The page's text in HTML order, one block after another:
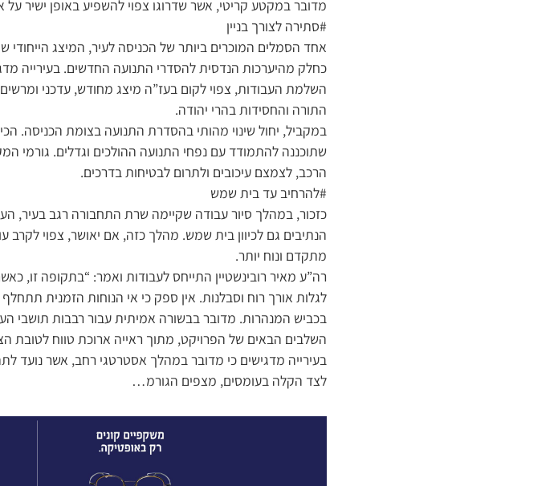
מדובר במקטע קריטי, אשר שדרוגו צפוי להשפיע באופן ישיר
#סתירה לצורך בניין
אחד הסמלים המוכרים ביותר של הכניסה לעיר, המיצג
כחלק מהיערכות הנדסית להסדרי התנועה החדשים. בעירייה
השלמת העבודות, צפוי לקום בעז”ה מיצג מחודש, עדכני
התורה והחסידות בהרי יהודה.
במקביל, יחול שינוי מהותי בהסדרת התנועה בצומת
שתוכננה להתמודד עם נפחי התנועה ההולכים וגדלים. גורמי
הרכב, לצמצם עיכובים ולתרום לבטיחות בדרכים.
#להרחיב עד בית שמש
כזכור, במהלך סיור עבודה שקיימה שרת התחבורה רגב
הנתיבים גם לכיוון בית שמש. מהלך כזה, אם יאושר, צפוי לקרב
מתקדם ונוח יותר.
רה”ע מאיר רובינשטיין התייחס לעבודות ואמר: “בתקופה זו,
לגלות אורך רוח וסבלנות. אין ספק כי אי הנוחות הזמנית
בכביש המנהרות. מדובר בבשורה אמיתית עבור רבבות תושבי
השלבים הבאים של הפרויקט, מתוך ראייה ארוכת טווח לטובת
בעירייה מדגישים כי מדובר במהלך אסטרטגי רחב, אשר נועד
לצד הקלה בעומסים, מצפים הגורמ…